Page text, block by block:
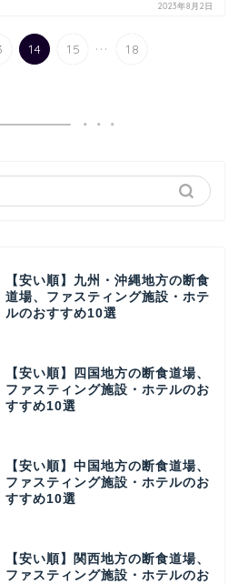
2023年8月2日
14 15 ... 18
【安い順】九州・沖縄地方の断食
道場、ファスティング施設・ホテ
ルのおすすめ10選
【安い順】四国地方の断食道場、
ファスティング施設・ホテルのお
すすめ10選
【安い順】中国地方の断食道場、
ファスティング施設・ホテルのお
すすめ10選
【安い順】関西地方の断食道場、
ファスティング施設・ホテルのお